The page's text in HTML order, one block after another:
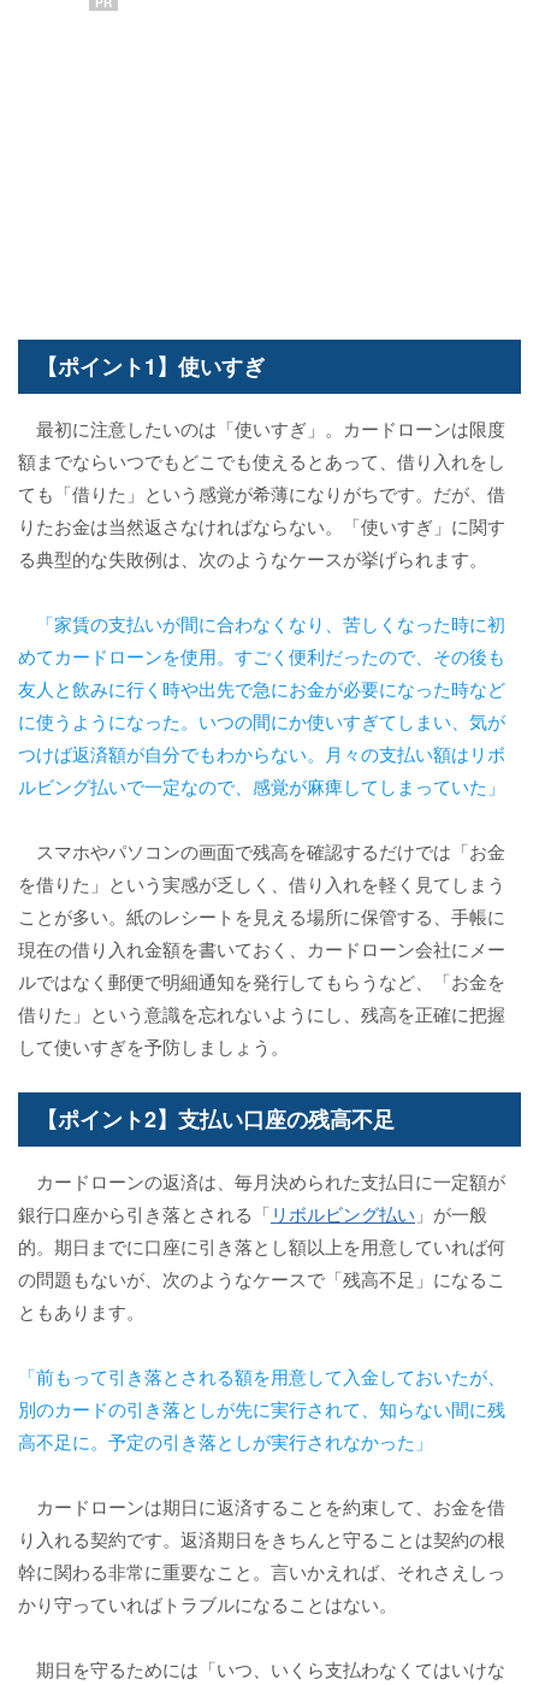
【ポイント1】使いすぎ
最初に注意したいのは「使いすぎ」。カードローンは限度
額までならいつでもどこでも使えるとあって、借り入れをし
ても「借りた」という感覚が希薄になりがちです。だが、借
りたお金は当然返さなければならない。「使いすぎ」に関す
る典型的な失敗例は、次のようなケースが挙げられます。
「家賃の支払いが間に合わなくなり、苦しくなった時に初
めてカードローンを使用。すごく便利だったので、その後も
友人と飲みに行く時や出先で急にお金が必要になった時など
に使うようになった。いつの間にか使いすぎてしまい、気が
つけば返済額が自分でもわからない。月々の支払い額はリボ
ルビング払いで一定なので、感覚が麻痺してしまっていた」
スマホやパソコンの画面で残高を確認するだけでは「お金
を借りた」という実感が乏しく、借り入れを軽く見てしまう
ことが多い。紙のレシートを見える場所に保管する、手帳に
現在の借り入れ金額を書いておく、カードローン会社にメー
ルではなく郵便で明細通知を発行してもらうなど、「お金を
借りた」という意識を忘れないようにし、残高を正確に把握
して使いすぎを予防しましょう。
【ポイント2】支払い口座の残高不足
カードローンの返済は、毎月決められた支払日に一定額が
銀行口座から引き落とされる「リボルビング払い 」が一般
的。期日までに口座に引き落とし額以上を用意していれば何
の問題もないが、次のようなケースで「残高不足」になるこ
ともあります。
「前もって引き落とされる額を用意して入金しておいたが、
別のカードの引き落としが先に実行されて、知らない間に残
高不足に。予定の引き落としが実行されなかった」
カードローンは期日に返済することを約束して、お金を借
り入れる契約です。返済期日をきちんと守ることは契約の根
幹に関わる非常に重要なこと。言いかえれば、それさえしっ
かり守っていればトラブルになることはない。
期日を守るためには「いつ、いくら支払わなくてはいけな